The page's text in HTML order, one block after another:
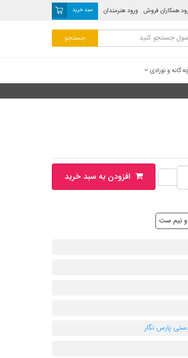
سبد خرید ورود هنرمندان همکاران فروش
گانه و نوزادی
افزودن به سبد خرید
نیم ست
پارس نگار